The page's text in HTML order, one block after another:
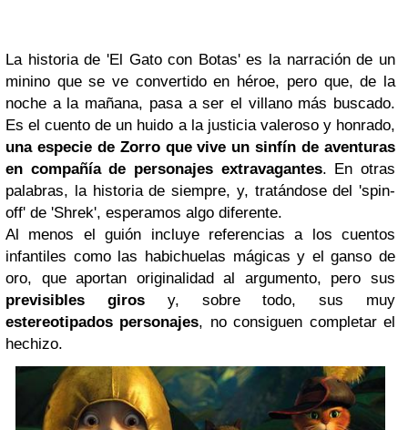
La historia de 'El Gato con Botas' es la narración de un
minino que se ve convertido en héroe, pero que, de la
noche a la mañana, pasa a ser el villano más buscado.
Es el cuento de un huido a la justicia valeroso y honrado,
una especie de Zorro que vive un sinfín de aventuras
en compañía de personajes extravagantes. En otras
palabras, la historia de siempre, y, tratándose del 'spin-
off' de 'Shrek', esperamos algo diferente.
Al menos el guión incluye referencias a los cuentos
infantiles como las habichuelas mágicas y el ganso de
oro, que aportan originalidad al argumento, pero sus
previsibles girosy, sobre todo, sus muy
estereotipados personajes, no consiguen completar el
hechizo.